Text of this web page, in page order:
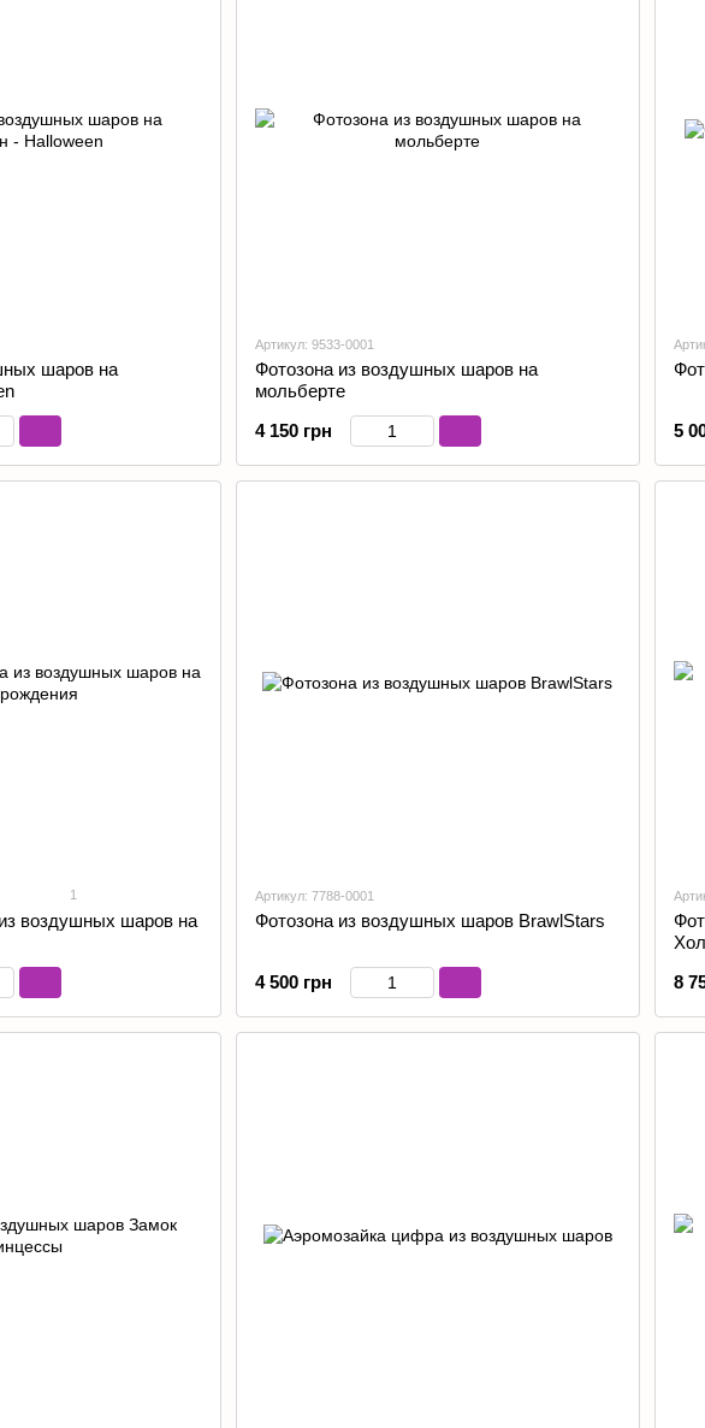
шаров на
Артикул: 9533-0001
Фотозона из воздушных шаров на
мольберте
4 150 грн
5
1
воздушных шаров на
Артикул: 7788-0001
Фотозона из воздушных шаров BrawlStars
4 500 грн
8